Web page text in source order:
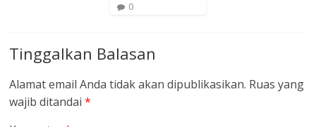
0
Tinggalkan Balasan
Alamat email Anda tidak akan dipublikasikan. Ruas yang
wajib ditandai*